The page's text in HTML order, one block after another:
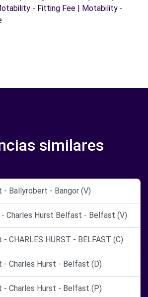
- Fitting Fee | Motability -
similares
- Ballyrobert - Bangor (V)
Charles Hurst Belfast - Belfast (V)
CHARLES HURST - BELFAST (C)
- Charles Hurst - Belfast (D)
- Charles Hurst - Belfast (P)